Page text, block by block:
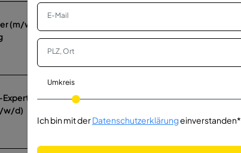
(m/w/d) - Disposition
Deutschland, Zeulenroda
mit Fachwissen
w/d)
Umkreis
Ich bin mit derDatenschutzerklärungeinverstanden*